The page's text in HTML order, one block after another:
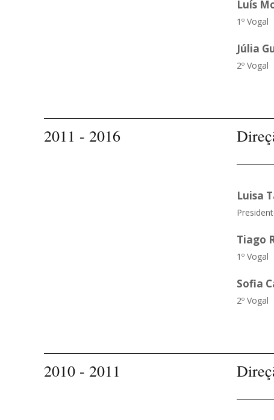
Luís
1º Vogal
Júlia
2º Vogal
2011 - 2016
Luisa
Tiago
1º Vogal
Sofia
2º Vogal
2010 - 2011